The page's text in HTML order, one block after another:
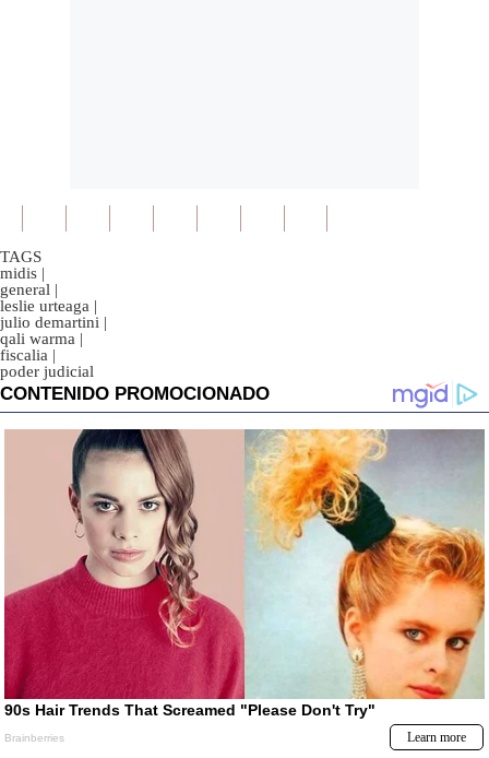
TAGS
midis |
general |
leslie urteaga |
julio demartini |
qali warma |
fiscalia |
poder judicial